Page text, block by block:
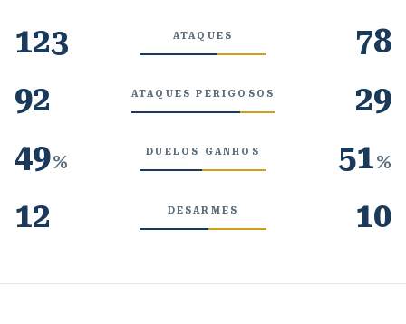
123
ATAQUES
78
92
ATAQUES PERIGOSOS
29
49% DUELOS GANHOS 51%
12 DESARMES 10